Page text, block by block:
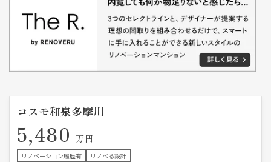
コスモ和泉多摩川
5,480 万円
リノベーション履歴有 リノベる設計